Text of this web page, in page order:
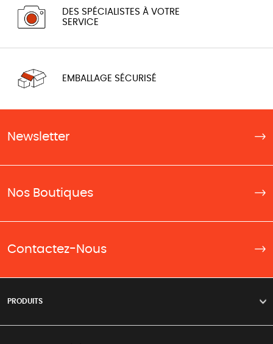
DES SPÉCIALISTES À VOTRE
SERVICE
EMBALLAGE SÉCURISÉ
Newsletter
Nos Boutiques
Contactez-Nous
PRODUITS >